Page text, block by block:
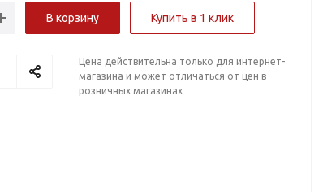
В корзину Купить в 1 клик
Цена действительна только для интернет-
магазина и может отличаться от цен в
розничных магазинах